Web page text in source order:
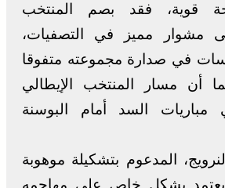
قوية، فقد بصم المنتخب
مشوار مميز في التصفيات،
في صدارة مجموعته متفوقا
أن مسار المنتخب الإيطالي
السد أمام البوسنة
المدعوم بتشكيلة موهوبة
بشكل خاص على مهاجمه